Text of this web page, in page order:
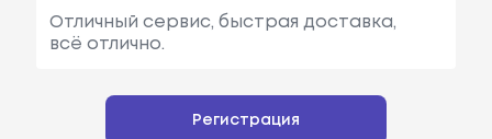
Отличный сервис, быстрая доставка,
всё отлично.
Регистрация